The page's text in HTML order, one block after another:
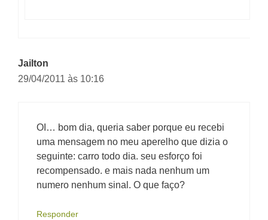
Jailton
29/04/2011 às 10:16
OI… bom dia, queria saber porque eu recebi
uma mensagem no meu aperelho que dizia o
seguinte: carro todo dia. seu esforço foi
recompensado. e mais nada nenhum um
numero nenhum sinal. O que faço?
Responder